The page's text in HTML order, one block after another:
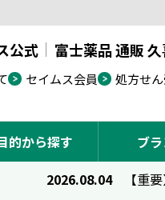
公式 富士薬品 通販
セイムス会員
処方せ
的から探す ブ
2026.08.04
【重